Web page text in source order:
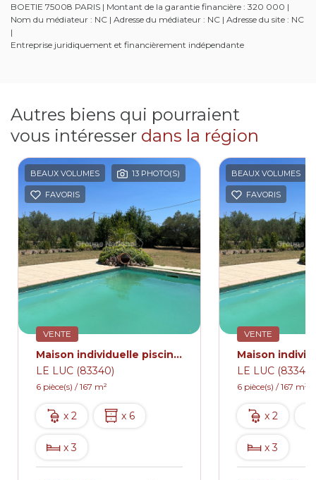
BOETIE 75008 PARIS | Montant de la garantie financière : 320 000 |
Nom du médiateur : NC | Adresse du médiateur : NC | Adresse du site : NC
|
Entreprise juridiquement et financièrement indépendante
Autres biens qui pourraient
vous intéresser dans la région
BEAUX VOLUMES 13 PHOTO(S)
FAVORIS
VENTE
Maison individuelle piscine dependance.
LE LUC (83340)
6 pièce(s) / 167 m²
x 2 x 6
x 3
BEAUX VOLUMES
FAVORIS
VENTE
LE LUC (83340)
6 pièce(s) / 167 m²
x 2
x 3